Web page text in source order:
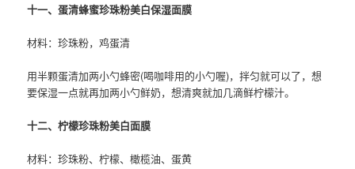
十一、蛋清蜂蜜珍珠粉美白保湿面膜
材料：珍珠粉，鸡蛋清
用半颗蛋清加两小勺蜂密(喝咖啡用的小勺喔)，拌匀就可以了，想
要保湿一点就再加两小勺鲜奶，想清爽就加几滴鲜柠檬汁。
十二、柠檬珍珠粉美白面膜
材料：珍珠粉、柠檬、橄榄油、蛋黄